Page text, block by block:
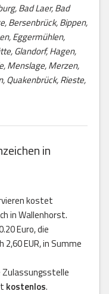
Bad Laer, Bad
Bersenbrück, Bippen,
Eggermühlen,
Glandorf, Hagen,
Menslage, Merzen,
Quakenbrück, Rieste,
in
kostet
in Wallenhorst.
Euro, die
EUR, in Summe
Zulassungsstelle
kostenlos.